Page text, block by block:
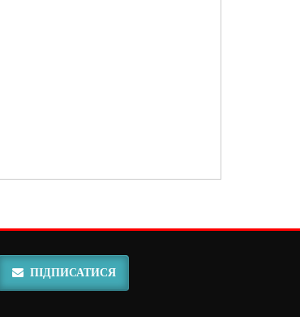
ПІДПИСАТИСЯ